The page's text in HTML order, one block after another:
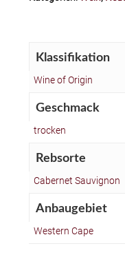
Klassifikation
Wine of Origin
Geschmack
trocken
Rebsorte
Cabernet Sauvignon
Anbaugebiet
Western Cape